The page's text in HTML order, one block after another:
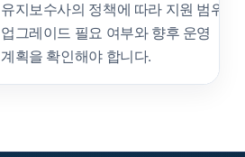
유지보수사의 정책에 따라 지원 범위,
업그레이드 필요 여부와 향후 운영
계획을 확인해야 합니다.